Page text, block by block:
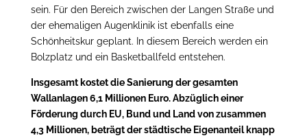
sein. Für den Bereich zwischen der Langen Straße und
der ehemaligen Augenklinik ist ebenfalls eine
Schönheitskur geplant. In diesem Bereich werden ein
Bolzplatz und ein Basketballfeld entstehen.
Insgesamt kostet die Sanierung der gesamten
Wallanlagen 6,1 Millionen Euro. Abzüglich einer
Förderung durch EU, Bund und Land von zusammen
4,3 Millionen, beträgt der städtische Eigenanteil knapp